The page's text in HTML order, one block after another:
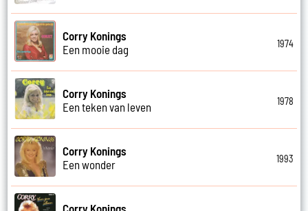
Corry Konings
Een mooie dag
1974
Corry Konings
Een teken van leven
1978
Corry Konings
Een wonder
1993
Corry Konings